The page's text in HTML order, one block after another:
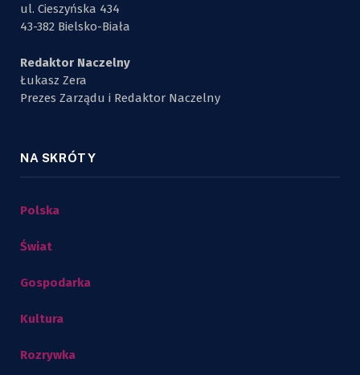
ul. Cieszyńska 434
43-382 Bielsko-Biała
Redaktor Naczelny
Łukasz Zera
Prezes Zarządu i Redaktor Naczelny
NA SKRÓTY
Polska
Świat
Gospodarka
Kultura
Rozrywka